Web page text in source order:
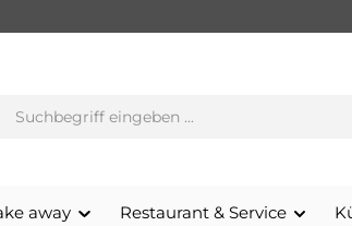
away Restaurant & Service